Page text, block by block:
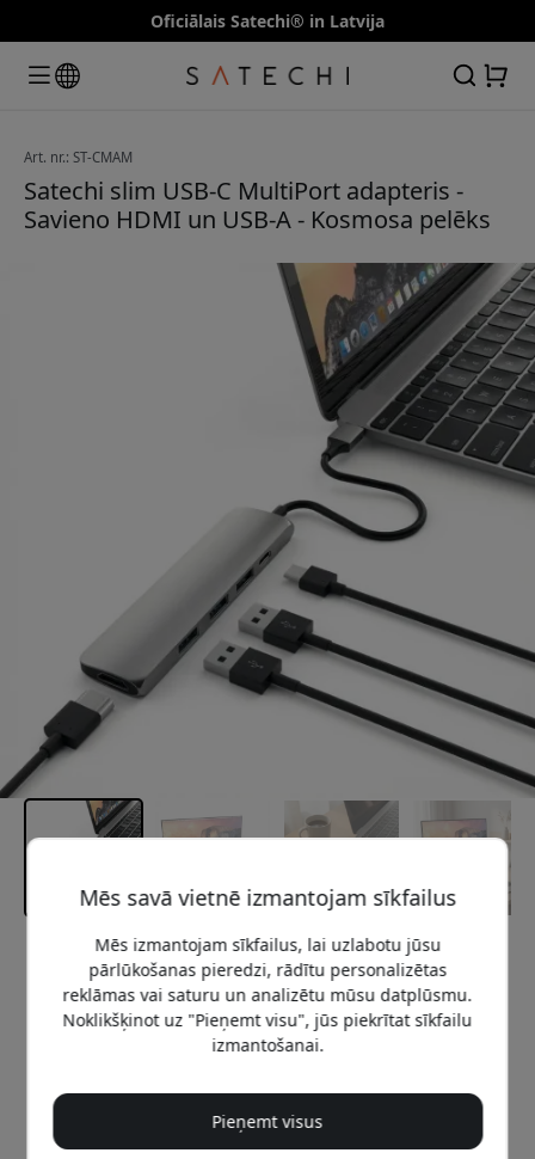
Oficiālais Satechi® in Latvija
Art. nr.: ST-CMAM
Satechi slim USB-C MultiPort adapteris -
Savieno HDMI un USB-A - Kosmosa pelēks
Ieteicamā cena
54.99 EUR
Saņemiet e-pastu, kad prece atkal būs
Ievadiet savu e-pasta adresi, un mēs jums
Mēs savā vietnē izmantojam sīkfailus
Mēs izmantojam sīkfailus, lai uzlabotu jūsu
pārlūkošanas pieredzi, rādītu personalizētas
reklāmas vai saturu un analizētu mūsu datplūsmu.
Noklikšķinot uz "Pieņemt visu", jūs piekrītat sīkfailu
izmantošanai.
Pieņemt visus